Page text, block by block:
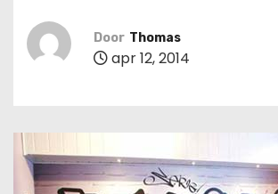
Door Thomas
apr 12, 2014